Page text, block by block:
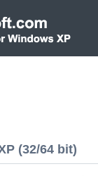
(32/64 bit)